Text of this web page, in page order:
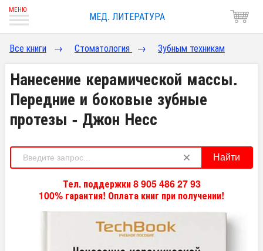
МЕД. ЛИТЕРАТУРА
Все книги → Стоматология → Зубным техникам
Нанесение керамической массы.
Передние и боковые зубные
протезы - Джон Несс
Найти
Тел. поддержки 8 905 486 27 93
100% гарантия! Оплата книг при получении!